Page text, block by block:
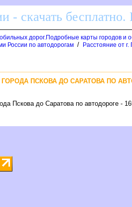
- скачать
дорог.Подробные карты городов и
России по автодорогам /
Расстояние от
ПСКОВА ДО САРАТОВА ПО
Пскова до Саратова по автодороге -